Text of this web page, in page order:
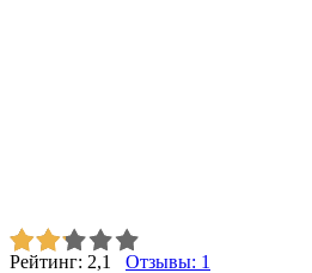
Рейтинг: 2,1 Отзывы: 1